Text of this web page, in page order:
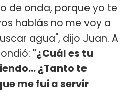
de onda, porque yo te
hablás no me voy a
agua", dijo Juan. A
"¿Cuál es tu
¿Tanto te
me fui a servir